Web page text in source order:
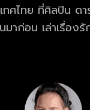
ทศไทย ที่ศิลปิน ด
มาก่อน เล่าเรื่อง
ยที่จะเล่า อุ่นใจ